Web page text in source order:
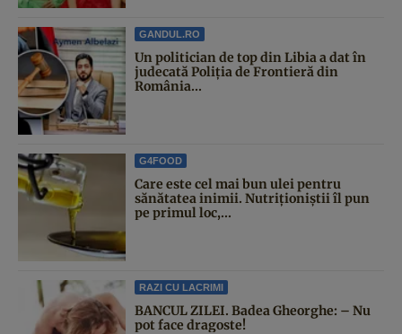
GANDUL.RO
Un politician de top din Libia a dat în
judecată Poliția de Frontieră din
România...
G4FOOD
Care este cel mai bun ulei pentru
sănătatea inimii. Nutriționiștii îl pun
pe primul loc,...
RAZI CU LACRIMI
BANCUL ZILEI. Badea Gheorghe: – Nu
pot face dragoste!